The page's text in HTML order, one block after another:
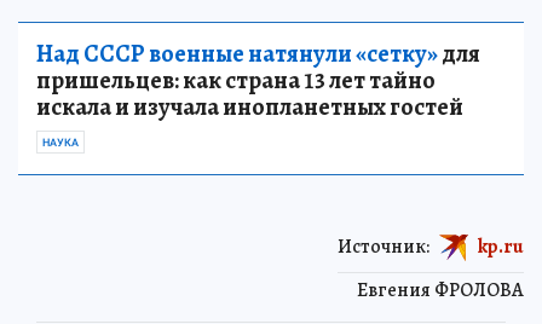
Над СССР военные натянули «сетку»для
пришельцев: как страна 13 лет тайно
искала и изучала инопланетных гостей
НАУКА
Евгения ФРОЛОВА
Источник: kp.ru